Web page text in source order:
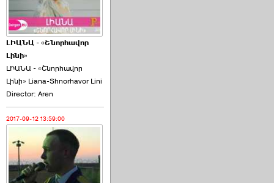
ԼԻԱՆԱ - «Շնորհավոր
Լինի»
ԼԻԱՆԱ - «Շնորհավոր
Լինի» Liana-Shnorhavor Lini
Director: Aren
2017-09-12 13:59:00